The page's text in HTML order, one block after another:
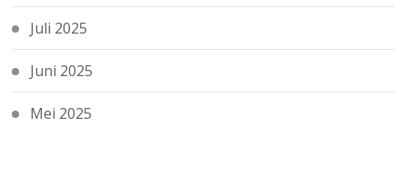
Juli 2025
Juni 2025
Mei 2025